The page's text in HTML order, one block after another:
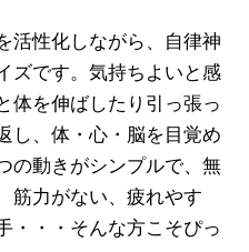
活性化しながら、自律神
ズです。気持ちよいと感
体を伸ばしたり引っ張っ
し、体・心・脳を目覚め
の動きがシンプルで、無
筋力がない、疲れやす
・・・そんな方こそぴっ